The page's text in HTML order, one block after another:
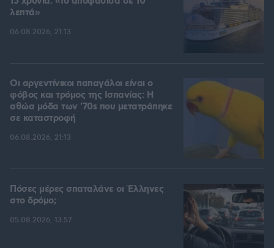
λεπτά»
06.08.2026, 21:13
Οι αργεντίνικοι παπαγάλοι είναι ο
φόβος και τρόμος της Ισπανίας: Η
αθώα μόδα των '70s που μετατράπηκε
σε καταστροφή
06.08.2026, 21:13
Πόσες μέρες σπαταλάνε οι Έλληνες
στο δρόμο;
05.08.2026, 13:57